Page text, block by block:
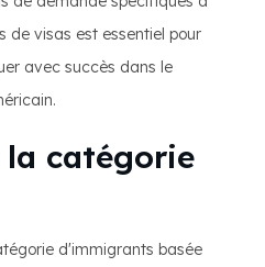
de visas est essentiel pour
avec succès dans le
la catégorie
d'immigrants basée